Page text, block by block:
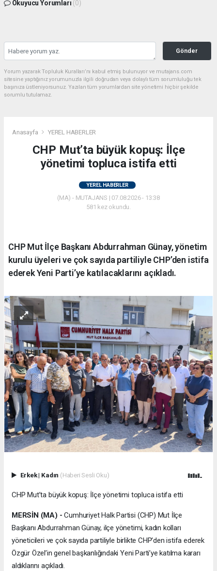
Okuyucu Yorumları (0)
Gönder
Yorum yazarak Topluluk Kuralları’nı kabul etmiş bulunuyor ve mutajans.com
sitesine yaptığınız yorumunuzla ilgili doğrudan veya dolaylı tüm sorumluluğu tek
başınıza üstleniyorsunuz. Yazılan tüm yorumlardan site yönetimi hiçbir şekilde
sorumlu tutulamaz.
Anasayfa YEREL HABERLER
CHP Mut’ta büyük kopuş: İlçe
yönetimi topluca istifa etti
YEREL HABERLER
(MA) - MUTAJANS | 07.08.2026 - 13:38
581 kez okundu.
CHP Mut İlçe Başkanı Abdurrahman Günay, yönetim
kurulu üyeleri ve çok sayıda partiliyle CHP’den istifa
ederek Yeni Parti’ye katılacaklarını açıkladı.
Erkek| Kadın (Haberi Sesli Oku)
CHP Mut’ta büyük kopuş: İlçe yönetimi topluca istifa etti
MERSİN (MA) - Cumhuriyet Halk Partisi (CHP) Mut İlçe
Başkanı Abdurrahman Günay, ilçe yönetimi, kadın kolları
yöneticileri ve çok sayıda partiliyle birlikte CHP’den istifa ederek
Özgür Özel’in genel başkanlığındaki Yeni Parti’ye katılma kararı
aldıklarını açıkladı.